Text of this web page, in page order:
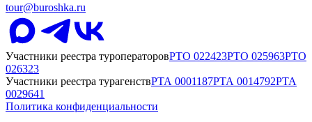
tour@buroshka.ru
Участники реестра туроператоровРТО 022423РТО 025963РТО
026323
Участники реестра турагенствРТА 0001187РТА 0014792РТА
0029641
Политика конфиденциальности